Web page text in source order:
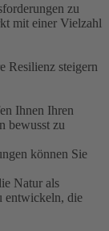
zu
mit einer Vielzahl
Resilienz steigern
Ihnen Ihren
bewusst zu
können Sie
Natur als
entwickeln, die